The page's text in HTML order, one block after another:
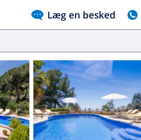
Læg en besked